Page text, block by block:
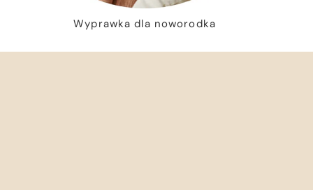
Wyprawka dla noworodka